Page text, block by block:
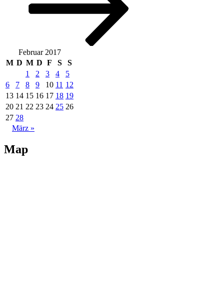
Februar 2017
M D M D F S
S
1
2 3 4
5
6
7 8 9 10 11 12
13 14 15 16 17 18 19
20 21 22 23 24 25 26
27 28
März »
Map